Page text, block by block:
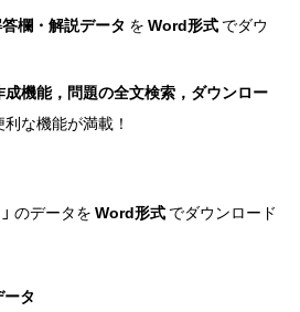
欄・解説データ を Word形式でダウ
成機能，問題の全文検索，ダウンロー
な機能が満載！
のデータを Word形式でダウンロード
タ